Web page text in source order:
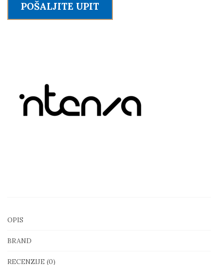
550Eti
POŠALJITE UPIT
OPIS
BRAND
RECENZIJE (0)